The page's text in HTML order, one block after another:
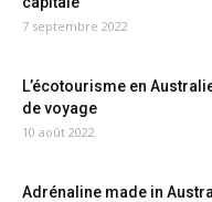
7 septembre 2022
L’écotourisme en
de voyage
10 août 2022
Adrénaline made in